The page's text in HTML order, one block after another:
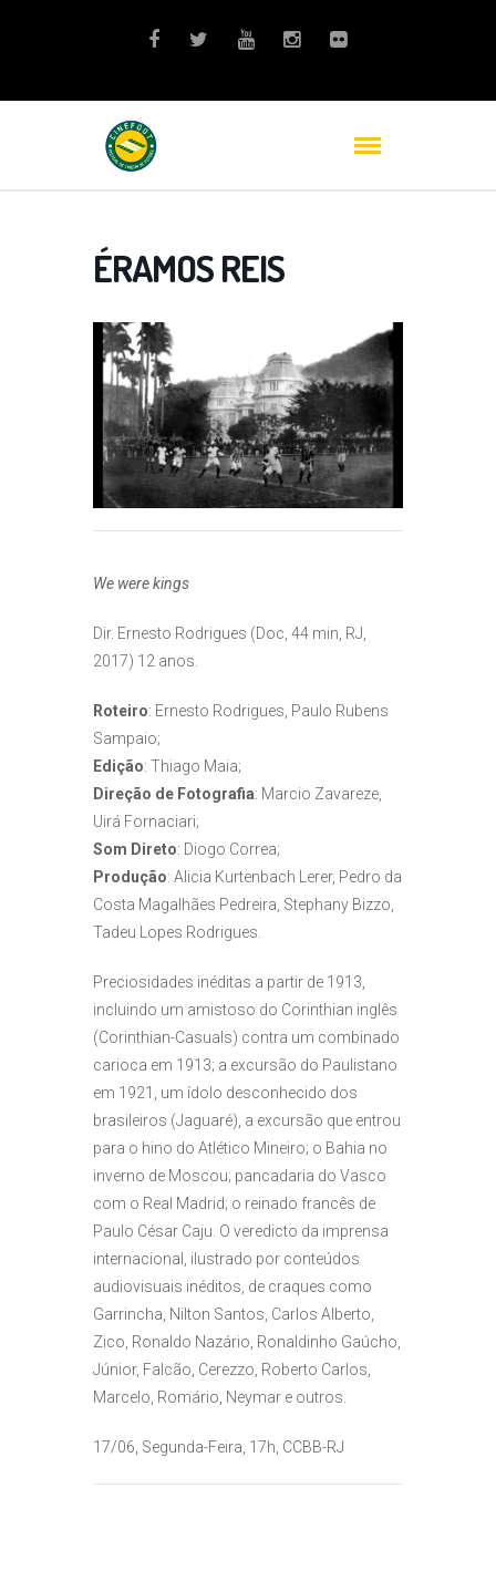
ÉRAMOS REIS
We were kings
Dir. Ernesto Rodrigues (Doc, 44 min, RJ,
2017) 12 anos.
Roteiro: Ernesto Rodrigues, Paulo Rubens
Sampaio;
Edição: Thiago Maia;
Direção de Fotografia: Marcio Zavareze,
Uirá Fornaciari;
Som Direto: Diogo Correa;
Produção: Alicia Kurtenbach Lerer, Pedro da
Costa Magalhães Pedreira, Stephany Bizzo,
Tadeu Lopes Rodrigues.
Preciosidades inéditas a partir de 1913,
incluindo um amistoso do Corinthian inglês
(Corinthian-Casuals) contra um combinado
carioca em 1913; a excursão do Paulistano
em 1921, um ídolo desconhecido dos
brasileiros (Jaguaré), a excursão que entrou
para o hino do Atlético Mineiro; o Bahia no
inverno de Moscou; pancadaria do Vasco
com o Real Madrid; o reinado francês de
Paulo César Caju. O veredicto da imprensa
internacional, ilustrado por conteúdos
audiovisuais inéditos, de craques como
Garrincha, Nilton Santos, Carlos Alberto,
Zico, Ronaldo Nazário, Ronaldinho Gaúcho,
Júnior, Falcão, Cerezzo, Roberto Carlos,
Marcelo, Romário, Neymar e outros.
17/06, Segunda-Feira, 17h, CCBB-RJ